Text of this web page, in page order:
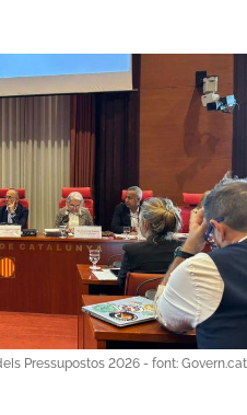
Pressupostos 2026 - font: Govern.cat